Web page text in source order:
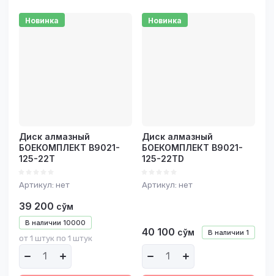
Новинка
Диск алмазный
БОЕКОМПЛЕКТ B9021-
125-22T
Артикул: нет
В наличии 10000
39 200 сўм
от 1 штук по 1 штук
Новинка
Диск алмазный
БОЕКОМПЛЕКТ B9021-
125-22TD
Артикул: нет
В наличии 1
40 100 сўм